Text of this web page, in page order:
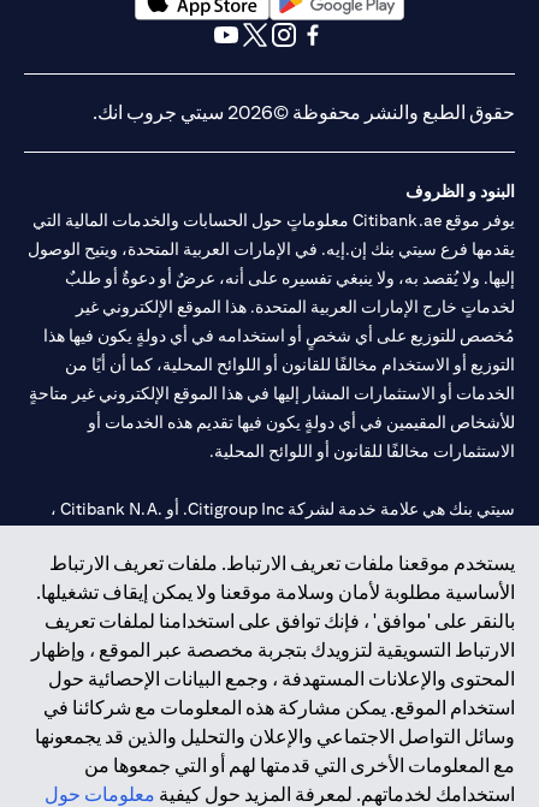
يستخدم موقعنا ملفات تعريف الارتباط. ملفات تعريف الارتباط
الأساسية مطلوبة لأمان وسلامة موقعنا ولا يمكن إيقاف تشغيلها.
بالنقر على 'موافق' ، فإنك توافق على استخدامنا لملفات تعريف
الارتباط التسويقية لتزويدك بتجربة مخصصة عبر الموقع ، وإظهار
المحتوى والإعلانات المستهدفة ، وجمع البيانات الإحصائية حول
استخدام الموقع. يمكن مشاركة هذه المعلومات مع شركائنا في
وسائل التواصل الاجتماعي والإعلان والتحليل والذين قد يجمعونها
مع المعلومات الأخرى التي قدمتها لهم أو التي جمعوها من
استخدامك لخدماتهم. لمعرفة المزيد حول كيفية معلومات حول
(opens in a new tab)
حقوق الطبع والنشر محفوظة ©2026 سيتي جروب انك.
البنود و الظروف
يوفر موقع Citibank.ae معلوماتٍ حول الحسابات والخدمات المالية التي
يقدمها فرع سيتي بنك إن.إيه. في الإمارات العربية المتحدة، ويتيح الوصول
إليها. ولا يُقصد به، ولا ينبغي تفسيره على أنه، عرضٌ أو دعوةٌ أو طلبٌ
لخدماتٍ خارج الإمارات العربية المتحدة. هذا الموقع الإلكتروني غير
مُخصص للتوزيع على أي شخصٍ أو استخدامه في أي دولةٍ يكون فيها هذا
التوزيع أو الاستخدام مخالفًا للقانون أو اللوائح المحلية، كما أن أيًا من
الخدمات أو الاستثمارات المشار إليها في هذا الموقع الإلكتروني غير متاحةٍ
للأشخاص المقيمين في أي دولةٍ يكون فيها تقديم هذه الخدمات أو
الاستثمارات مخالفًا للقانون أو اللوائح المحلية.
سيتي بنك هي علامة خدمة لشركة Citigroup Inc. أو .Citibank N.A ،
سيتي بنك إن. إيه. الإمارات مسجل لدى مصرف الإمارات المركزي تحت
أرقام التراخيص 202563 لفرع الوصل في دبي، 531989 لفرع مول
الإمارات في دبي، وCN-1002019لفرع أبوظبي. هاتف: 4000 311 04.
فرع سيتي بنك إن إيه - الإمارات العربية المتحدة مرخص من مصرف
الإمارات العربية المتحدة المركزي كفرع لبنك أجنبي.
سيتي بنك إن إيه الإمارات العربية المتحدة مرخص من هيئة الأوراق المالية
والسلع في الإمارات العربية المتحدة ("SCA") للقيام بالنشاط المالي لـ أ)
الاستشارات المالية والتعريف والترويج بموجب ترخيص رقم